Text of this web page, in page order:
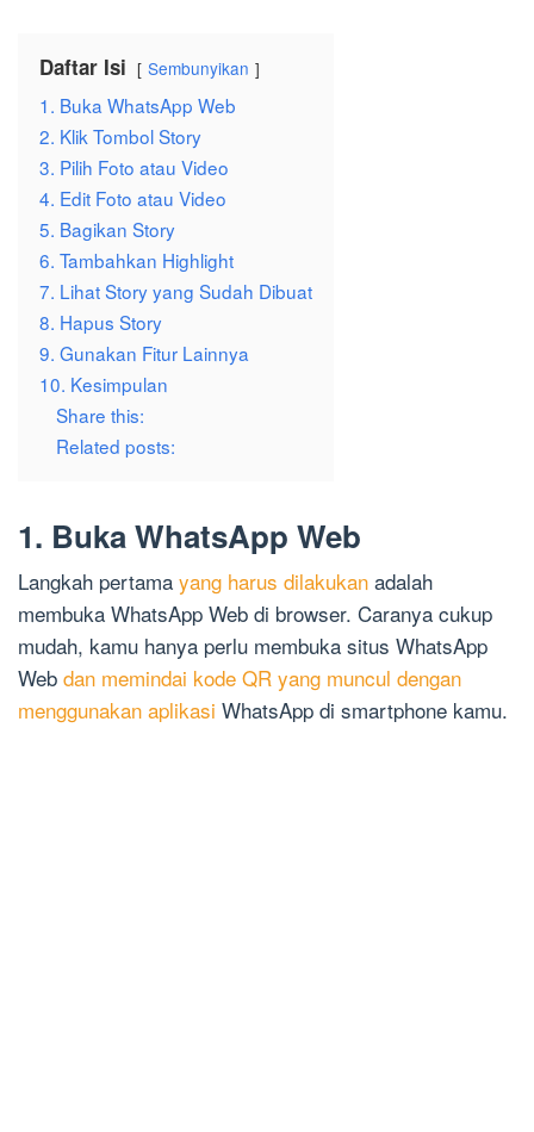
Daftar Isi Sembunyikan
1. Buka WhatsApp Web
2. Klik Tombol Story
3. Pilih Foto atau Video
4. Edit Foto atau Video
5. Bagikan Story
6. Tambahkan Highlight
7. Lihat Story yang Sudah Dibuat
8. Hapus Story
9. Gunakan Fitur Lainnya
10. Kesimpulan
Share this:
Related posts:
1. Buka WhatsApp Web
Langkah pertama yang harus dilakukan adalah
membuka WhatsApp Web di browser. Caranya cukup
mudah, kamu hanya perlu membuka situs WhatsApp
Web dan memindai kode QR yang muncul dengan
menggunakan aplikasi WhatsApp di smartphone kamu.